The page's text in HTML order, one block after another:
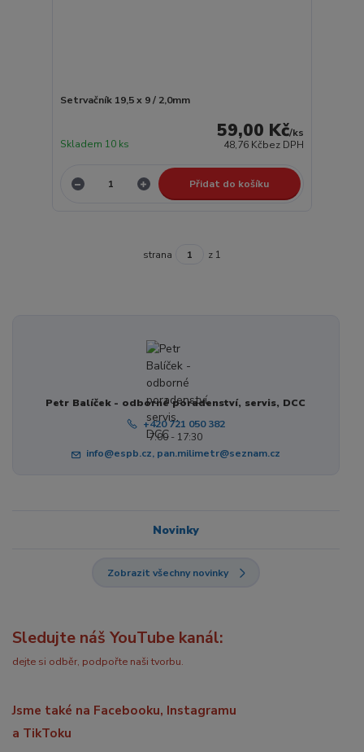
Setrvačník 19,5 x 9 / 2,0mm
59,00 Kč/ks
48,76 Kčbez DPH
Skladem 10 ks
Přidat do košíku
strana z 1
Petr Balíček - odborné poradenství, servis, DCC
+420 721 050 382
7:00 - 17:30
info@espb.cz, pan.milimetr@seznam.cz
Novinky
Zobrazit všechny novinky
Sledujte náš YouTube kanál:
dejte si odběr, podpořte naši tvorbu.
Jsme také na Facebooku, Instagramu
a TikToku